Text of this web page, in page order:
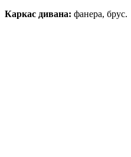
Каркас дивана: фанера, брус.